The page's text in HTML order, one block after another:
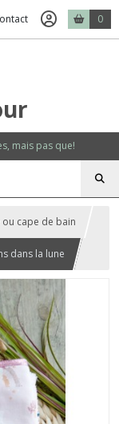
0
mais pas que!
ou cape de bain
dans la lune